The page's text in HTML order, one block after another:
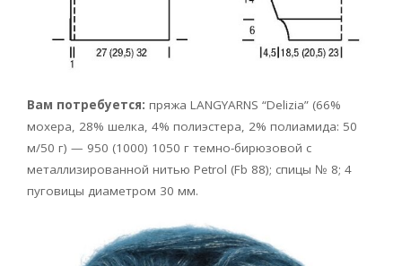
Вам потребуется: пряжа LANGYARNS “Delizia” (66%
мохера, 28% шелка, 4% полиэстера, 2% полиамида: 50
м/50 г) — 950 (1000) 1050 г темно-бирюзовой с
металлизированной нитью Petrol (Fb 88); спицы № 8; 4
пуговицы диаметром 30 мм.